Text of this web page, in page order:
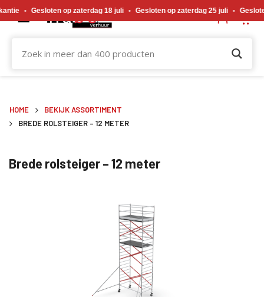
Gesloten op zaterdag 18 juli • Gesloten op zaterdag 25 juli • Gesloten op
HOME
BEKIJK ASSORTIMENT
BREDE ROLSTEIGER – 12 METER
Brede rolsteiger – 12 meter